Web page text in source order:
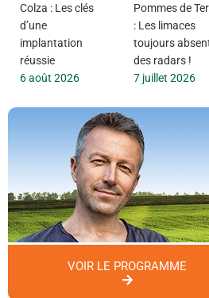
Colza : Les clés
d’une
implantation
réussie
6 août 2026
Pommes de
: Les limaces
toujours
des radars !
7 juillet 2026
VOIR LE PROGRAMME